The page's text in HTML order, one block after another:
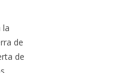
la
de
de